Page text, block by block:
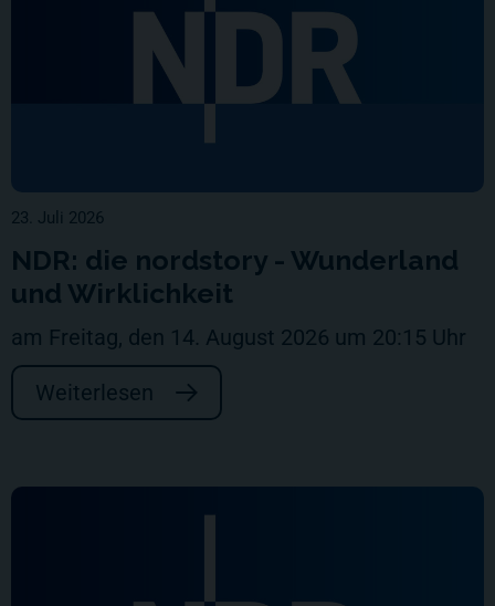
23. Juli 2026
NDR: die nordstory - Wunderland
und Wirklichkeit
am Freitag, den 14. August 2026 um 20:15 Uhr
Weiterlesen